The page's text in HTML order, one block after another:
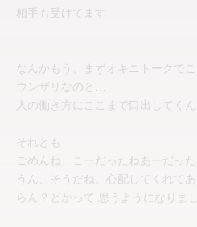
相手も受けてます
なんかもう、まずオキニトークで
ウンザリなのと…
人の働き方にここまで口出してくん
それとも
ごめんね、こーだったねあーだった
うん、そうだね。心配してくれて
らん？とかって 思うようになりま